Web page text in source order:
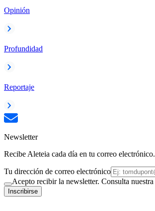
Opinión
Profundidad
Reportaje
Newsletter
Recibe Aleteia cada día en tu correo electrónico.
Tu dirección de correo electrónico
Acepto recibir la newsletter. Consulta nuestra
Inscribirse